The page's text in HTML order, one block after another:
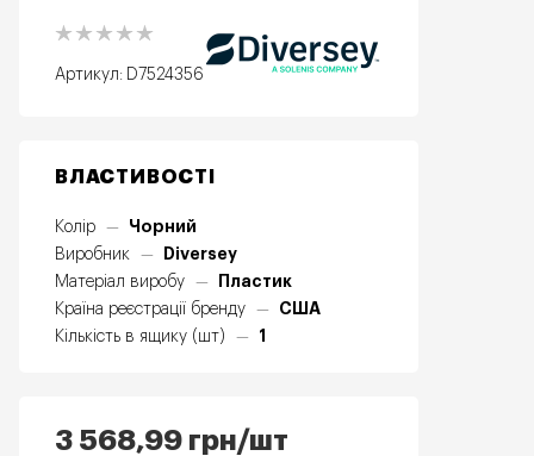
Артикул: D7524356
ВЛАСТИВОСТІ
Колір —
Чорний
Виробник
—
Diversey
Матеріал виробу
—
Пластик
Країна реєстрації бренду
—
США
Кількість в ящику (шт)
— 1
3 568,99 грн/шт